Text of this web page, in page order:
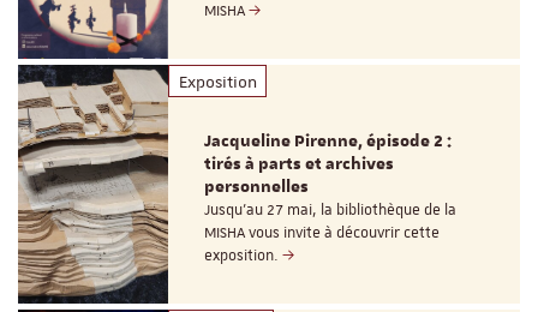
MISHA
Exposition
Jacqueline Pirenne, épisode 2 :
tirés à parts et archives
personnelles
Jusqu’au 27 mai, la bibliothèque de la
MISHA vous invite à découvrir cette
exposition.